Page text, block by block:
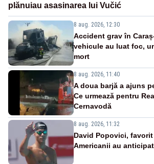
plănuiau asasinarea lui Vučić
8 aug. 2026, 12:30
Accident grav în
vehicule au luat foc,
mort
8 aug. 2026, 11:40
A doua barjă a ajuns
Ce urmează pentru
Cernavodă
8 aug. 2026, 11:32
David Popovici,
Americanii au